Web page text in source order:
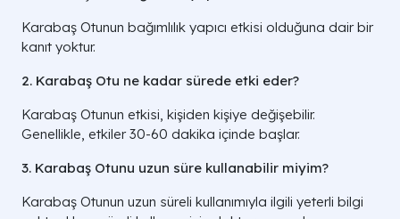
Karabaş Otunun bağımlılık yapıcı etkisi olduğuna dair bir
kanıt yoktur.
2. Karabaş Otu ne kadar sürede etki eder?
Karabaş Otunun etkisi, kişiden kişiye değişebilir.
Genellikle, etkiler 30-60 dakika içinde başlar.
3. Karabaş Otunu uzun süre kullanabilir miyim?
Karabaş Otunun uzun süreli kullanımıyla ilgili yeterli bilgi